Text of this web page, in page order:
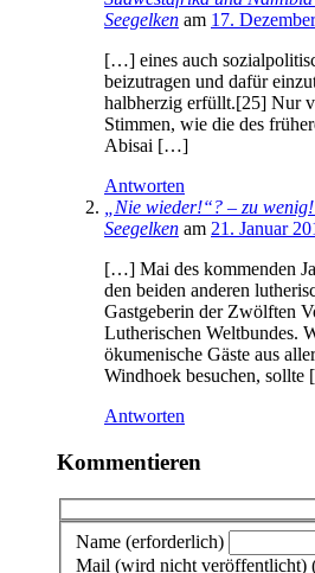
Seegelken am 17.
[…] eines auch
beizutragen und dafür
halbherzig erfüllt.[25] Nur
Stimmen, wie die des
Abisai […]
Antworten
„Nie wieder!“? – zu
Seegelken am 21. Januar
[…] Mai des kommenden
den beiden anderen
Gastgeberin der Zwölften
Lutherischen Weltbundes.
ökumenische Gäste aus
Windhoek besuchen,
Antworten
Kommentieren
Name (erforderlich)
Mail (wird nicht veröffentlicht)